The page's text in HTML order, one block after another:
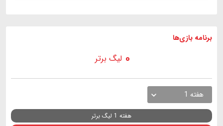
برنامه بازی ها
لیگ برتر
هفته 1
هفته 1 لیگ برتر